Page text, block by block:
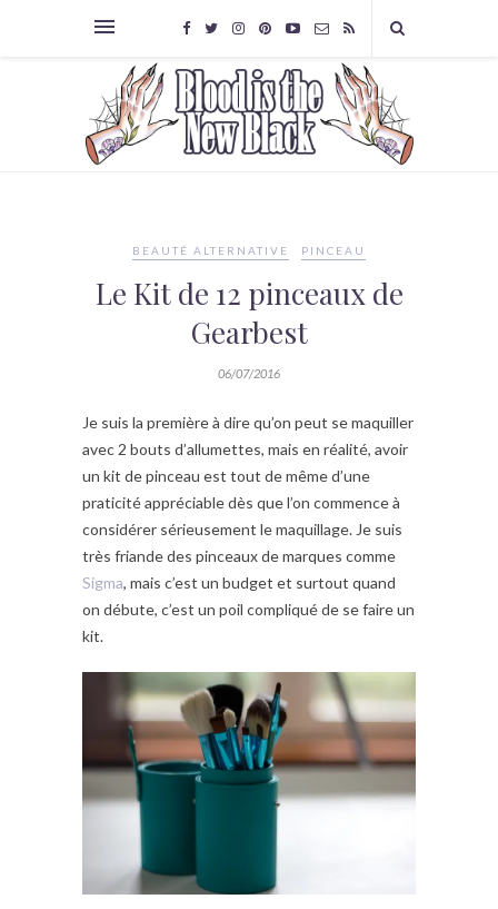
BEAUTÉ ALTERNATIVE PINCEAU
Le Kit de 12 pinceaux de
Gearbest
06/07/2016
Je suis la première à dire qu’on peut se maquiller
avec 2 bouts d’allumettes, mais en réalité, avoir
un kit de pinceau est tout de même d’une
praticité appréciable dès que l’on commence à
considérer sérieusement le maquillage. Je suis
très friande des pinceaux de marques comme
Sigma, mais c’est un budget et surtout quand
on débute, c’est un poil compliqué de se faire un
kit.